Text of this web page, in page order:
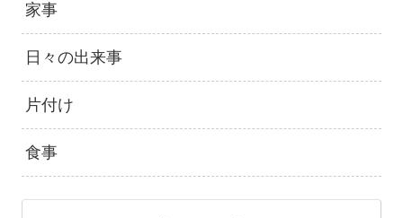
家事
日々の出来事
片付け
食事